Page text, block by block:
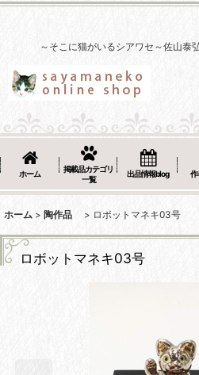
～そこに猫がいるシアワセ～佐山泰
ホーム
掲載品カテゴリ
一覧
出品情報blog 作
ホーム > 陶作品 > ロボットマネキ03号
ロボットマネキ03号